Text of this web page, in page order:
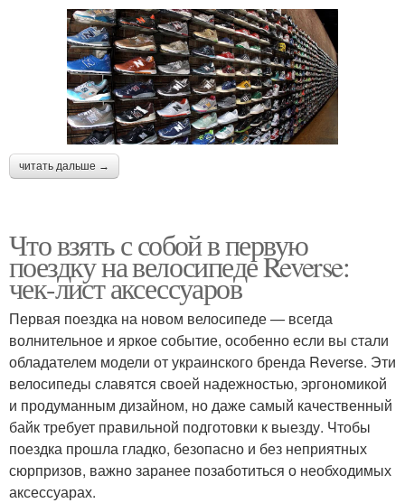
читать дальше →
Что взять с собой в первую
поездку на велосипеде Reverse:
чек-лист аксессуаров
Первая поездка на новом велосипеде — всегда
волнительное и яркое событие, особенно если вы стали
обладателем модели от украинского бренда Reverse. Эти
велосипеды славятся своей надежностью, эргономикой
и продуманным дизайном, но даже самый качественный
байк требует правильной подготовки к выезду. Чтобы
поездка прошла гладко, безопасно и без неприятных
сюрпризов, важно заранее позаботиться о необходимых
аксессуарах.